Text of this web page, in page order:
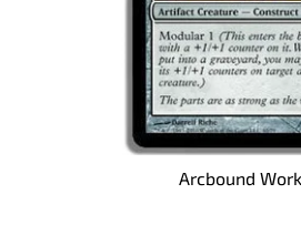
Arcbound